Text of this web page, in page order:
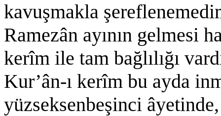
kavuşmakla
Ramezân ayının gelmesi
kerîm ile tam bağlılığı
Kur’ân-ı kerîm bu ayda
yüzseksenbeşinci